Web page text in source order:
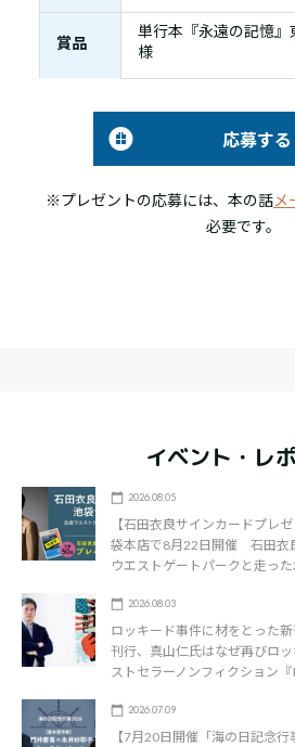
賞品
単行本『永遠の記憶
様
応募する
※プレゼントの応募には、本の話メ
必要です。
イベント・レ
2026.08.05
【石田衣良サインカードプレ
袋本店で8月22日開催 石田衣
ウエストゲートパークと走った
2026.08.03
ロッキード事件に材をとった
刊行、真山仁氏はなぜ再びロ
ストセラーノンフィクション『
2026.07.09
【7月20日開催「海の日記念